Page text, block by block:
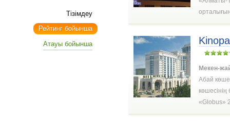
Тізімдеу
Рейтинг бойынша
Атауы бойынша
Мекен-
Абай
«Globus»